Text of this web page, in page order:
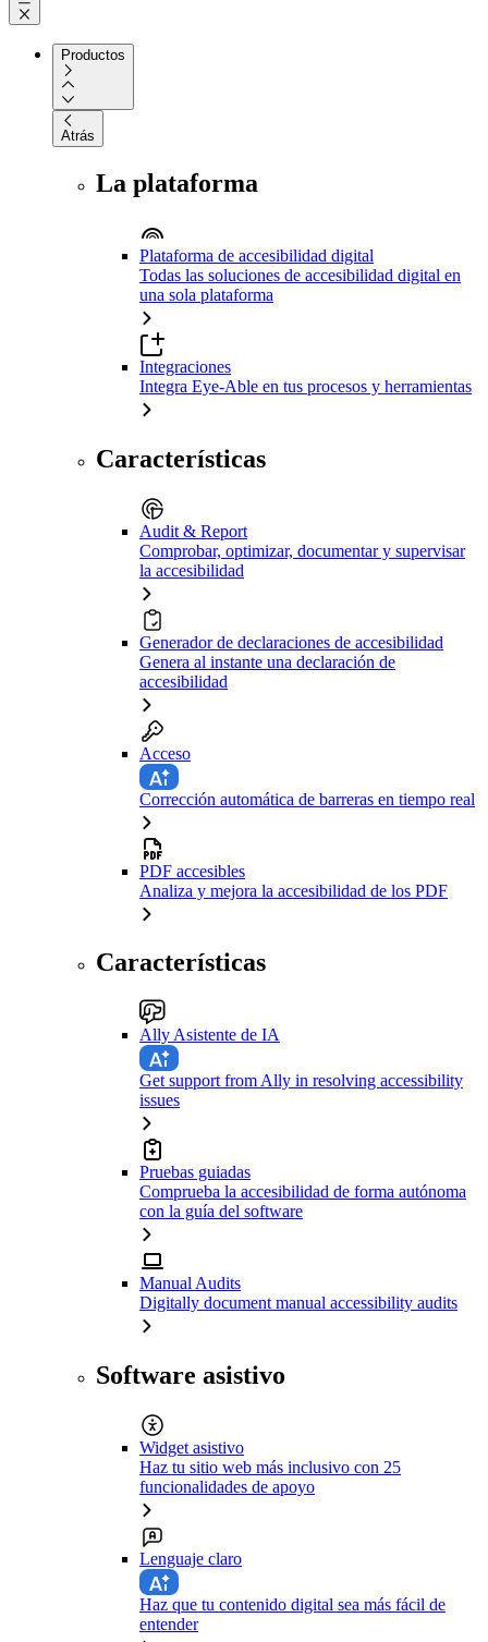
Productos
Atrás
La plataforma
Plataforma de accesibilidad digital
Todas las soluciones de accesibilidad digital en
una sola plataforma
Integraciones
Integra Eye-Able en tus procesos y herramientas
Características
Audit & Report
Comprobar, optimizar, documentar y supervisar
la accesibilidad
Generador de declaraciones de accesibilidad
Genera al instante una declaración de
accesibilidad
Acceso
Corrección automática de barreras en tiempo real
PDF accesibles
Analiza y mejora la accesibilidad de los PDF
Características
Ally Asistente de IA
Get support from Ally in resolving accessibility
issues
Pruebas guiadas
Comprueba la accesibilidad de forma autónoma
con la guía del software
Manual Audits
Digitally document manual accessibility audits
Software asistivo
Widget asistivo
Haz tu sitio web más inclusivo con 25
funcionalidades de apoyo
Lenguaje claro
Haz que tu contenido digital sea más fácil de
entender